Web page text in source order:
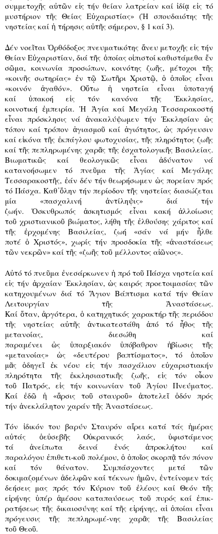
συμμετοχῆς αὐτῶν εἰς τήν θείαν λατρείαν καίἰδίᾳ εἰς τό
μυστήριον τῆς Θείας Εὐχαριστίας» (Ἡ σπουδαιότης τῆς
νηστείας καί ἡ τήρησις αὐτῆς σήμερον, § 1 καί 3).
Δέν νοεῖταιὈρθόδοξος πνευματικότης ἄνευ μετοχῆς εἰς τήν
Θείαν Εὐχαριστίαν, διά τῆς ὁποίας οἱπιστοί καθιστάμεθαἕν
σῶμα, κοινωνία προσώπων, κοινότης ζωῆς, μέτοχοι τῆς
«κοινῆς σωτηρίας»ἐν τῷ Σωτῆρι Χριστῷ, ὁ ὁποῖος εἶναι
«κοινόν ἀγαθόν». Οὕτωἡ νηστεία εἶναιὑποταγή
καίὑπακοή εἰς τόν κανόνα τῆςἘκκλησίας,
κοινοτικήἐμπειρία.Ἡ Ἁγία καί Μεγάλη Τεσσαρακοστή
εἶναι πρόσκλησις νά ἀνακαλύψωμεν τήνἘκκλησίανὡς
τόπον καί τρόπον ἁγιασμοῦκαί ἁγιότητος,ὡς πρόγευσιν
καί εἰκόνα τῆςἐκπάγλου φωτοχυσίας, τῆς πληρότητος ζωῆς
καί τῆς πεπληρωμένης χαρᾶς τῆςἐσχατολογικῆς Βασιλείας.
Βιωματικῶς καί θεολογικῶς εἶναιἀδύνατον νά
κατανοήσωμεν τό πνεῦμα τῆς Ἁγίας καί Μεγάλης
Τεσσαρακοστῆς, ἐάν δέν τήν θεωρήσωμενὡς πορείαν πρός
τό Πάσχα. Καθ᾽ὅλην τήν περίοδον τῆς νηστείας διασώζεται
μία «πασχαλινή ἀντίληψις» διά τήν
ζωήν. Ὁσκυθρωπός ἀσκητισμός εἶναι κακή ἀλλοίωσις
τοῦ χριστιανικοῦ βιώματος, λήθη τῆςἐλθούσης χάριτος καί
τῆς ἐρχομένης Βασιλείας, ζωή «σάν νά μήνἦλθε
ποτέ ὁ Χριστός», χωρίς τήν προσδοκία τῆς «ἀναστάσεως
τῶν νεκρῶν» καί τῆς «ζωῆς τοῦ μέλλοντος αἰῶνος».
Αὐτό τό πνεῦμα ἐνεσάρκωνεν ἡ πρό τοῦ Πάσχα νηστεία καί
εἰς τήν ἀρχαίαν Ἐκκλησίαν,ὡς καιρός προετοιμασίας τῶν
κατηχουμένων διά τό Ἅγιον Βάπτισμα κατά τήν Θείαν
Λειτουργίαν τῆς Ἀναστάσεως.
Καί ὅταν,ἀργότερα,ὁ κατηχητικός χαρακτήρ τῆς περιόδου
τῆς νηστείας αὐτῆς ἀντικατεστάθηἀπό τόἦθος τῆς
μετανοίας, διεσώθη καί
παραμένειὡς ὑπαρξιακόνὑπόβαθρον ἡβίωσις τῆς
«μετανοίας» ὡς «δευτέρου βαπτίσματος», τόὁποῖον
μᾶςὁδηγεῖ ἐκ νέου εἰς τήν πασχάλιον εὐχαριστιακήν
πληρότητα τῆςἐκκλησιαστικῆς ζωῆς, εἰς τόν οἶκον
τοῦ Πατρός, εἰς τήν κοινωνίαν τοῦ Ἁγίου Πνεύματος.
Καί ἐδῶ ἡ«ἄρσις τοῦσταυροῦ»ἀποτελεῖ ὁδόν πρός
τήν ἀνεκλάλητον χαράν τῆς Ἀναστάσεως.
Τόν ἰδικόν του βαρύν Σταυρόν αἴρει κατά τάς ἡμέρας
αὐτάς ὁεὐσεβῆς Οὐκρανικός λαός, ὑφιστάμενος
τάἀνείπωτα δεινά ἑνός ἀπροκλήτου καί
παραλόγου ἐπιθετι-κοῦ πολέμου, ὁ ὁποῖος σκορπᾷ τόν πόνον
καί τόν θάνατον. Συμπάσχοντες μετά τῶν
δοκιμαζομένων ἀδελφῶν καί τέκνων ἡμῶν, ἐντείνομεν τάς
δεήσεις μας πρός τόν Κύριον τοῦ ἐλέους καί Θεόν τῆς
εἰρήνηςὑπέρἀμέσου καταπαύσεως τοῦπυρός καίἐπικ-
ρατήσεως τῆς δικαιοσύνης καί τῆς εἰρήνης, αἱ ὁποίαι εἶναι
πρόγευσις τῆς πεπληρωμέ-νης χαρᾶς τῆς Βασιλείας
τοῦ Θεοῦ.